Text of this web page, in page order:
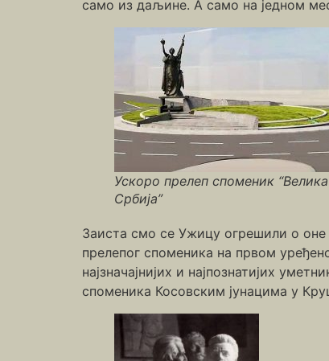
само из даљине. А само на једном
Ускоро прелеп споменик “Велика
Србија”
Заиста смо се Ужицу огрешили о оне
прелепог споменика на првом
најзначајнијих и најпознатијих
споменика Косовским јунацима у